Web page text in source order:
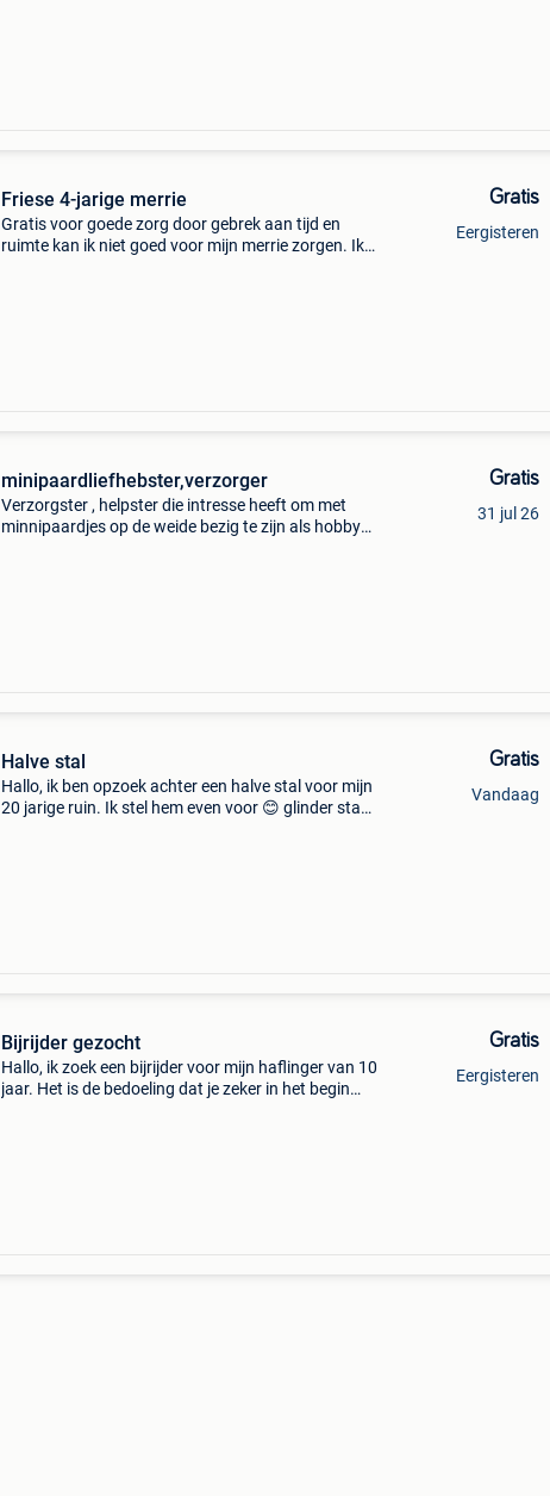
Friese 4-jarige merrie
Gratis voor goede zorg door gebrek aan tijd en
ruimte kan ik niet goed voor mijn merrie zorgen. Ik
Gratis
Eergisteren
minipaardliefhebster,verzorger
Verzorgster , helpster die intresse heeft om met
minnipaardjes op de weide bezig te zijn als hobby
Gratis
31 jul 26
Halve stal
Hallo, ik ben opzoek achter een halve stal voor mijn
20 jarige ruin. Ik stel hem even voor 😊 glinder staat
Gratis
Vandaag
Bijrijder gezocht
Hallo, ik zoek een bijrijder voor mijn haflinger van 10
jaar. Het is de bedoeling dat je zeker in het begin
Gratis
Eergisteren